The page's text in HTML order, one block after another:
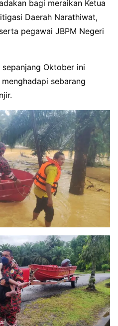
bagi meraikan Ketua
Daerah Narathiwat,
pegawai JBPM Negeri
Oktober ini
sebarang